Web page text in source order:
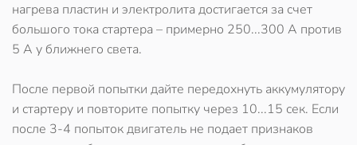
нагрева пластин и электролита достигается за счет
большого тока стартера – примерно 250...300 А против
5 А у ближнего света.
После первой попытки дайте передохнуть аккумулятору
и стартеру и повторите попытку через 10...15 сек. Если
после 3-4 попыток двигатель не подает признаков